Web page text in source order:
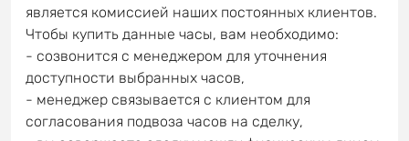
является комиссией наших постоянных клиентов.
Чтобы купить данные часы, вам необходимо:
- созвонится с менеджером для уточнения
доступности выбранных часов,
- менеджер связывается с клиентом для
согласования подвоза часов на сделку,